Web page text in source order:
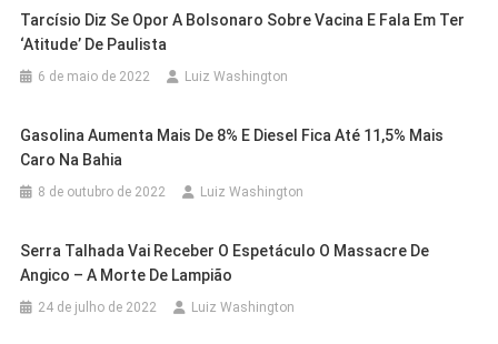
Tarcísio Diz Se Opor A Bolsonaro Sobre Vacina E Fala Em Ter
‘atitude’ De Paulista
6 de maio de 2022 Luiz Washington
Gasolina Aumenta Mais De 8% E Diesel Fica Até 11,5% Mais
Caro Na Bahia
8 de outubro de 2022 Luiz Washington
Serra Talhada Vai Receber O Espetáculo O Massacre De
Angico – A Morte De Lampião
24 de julho de 2022 Luiz Washington
Programa Farmácia Em Todo Lugar
Casa Nova Cidades
Prefeitura De Casa Nova Promove
Cidades Petrolina